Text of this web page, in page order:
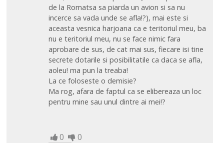
de la Romatsa sa piarda un avion si sa nu
incerce sa vada unde se afla!?), mai este si
aceasta vesnica harjoana ca e teritoriul meu, ba
nu e teritoriul meu, nu se face nimic fara
aprobare de sus, de cat mai sus, fiecare isi tine
secrete dotarile si posibilitatile ca daca se afla,
aoleu! ma pun la treaba!
La ce foloseste o demisie?
Ma rog, afara de faptul ca se elibereaza un loc
pentru mine sau unul dintre ai mei!?
0 0